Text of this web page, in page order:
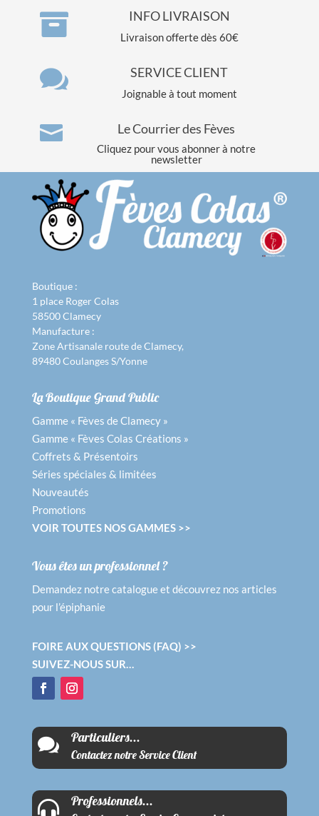
 INFO LIVRAISON
Livraison offerte dès 60€
 SERVICE CLIENT
Joignable à tout moment
 Le Courrier des Fèves
Cliquez pour vous abonner à notre
newsletter
Boutique :
1 place Roger Colas
58500 Clamecy
Manufacture :
Zone Artisanale route de Clamecy,
89480 Coulanges S/Yonne
La Boutique Grand Public
Gamme « Fèves de Clamecy »
Gamme « Fèves Colas Créations »
Coffrets & Présentoirs
Séries spéciales & limitées
Nouveautés
Promotions
VOIR TOUTES NOS GAMMES >>
Vous êtes un professionnel ?
Demandez notre catalogue et découvrez nos articles
pour l’épiphanie
FOIRE AUX QUESTIONS (FAQ) >>
SUIVEZ-NOUS SUR…
 Particuliers...
Contactez notre Service Client
 Professionnels...